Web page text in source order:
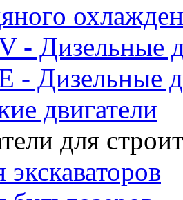
- Дизельные
- Дизельные
двигатели
для
экскаваторов